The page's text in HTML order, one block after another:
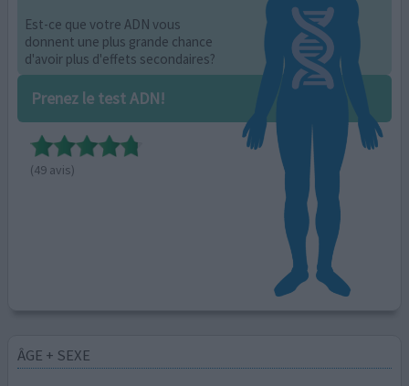
Est-ce que votre ADN vous
donnent une plus grande chance
d'avoir plus d'effets secondaires?
Prenez le test ADN!
(49 avis)
ÂGE + SEXE